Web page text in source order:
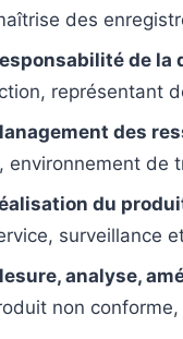
des
de la
représentant
des
environnement de
du
surveillance
analyse,
non